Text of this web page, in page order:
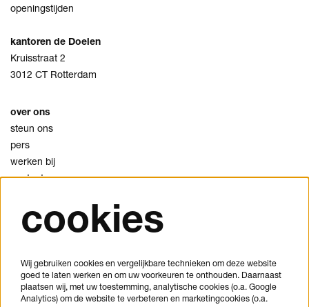
openingstijden
kantoren de Doelen
Kruisstraat 2
3012 CT Rotterdam
over ons
steun ons
pers
werken bij
contact
privacy
cookies
je bezoek plannen
veelgestelde vragen
cookies
Wij gebruiken cookies en vergelijkbare technieken om deze website
goed te laten werken en om uw voorkeuren te onthouden. Daarnaast
plaatsen wij, met uw toestemming, analytische cookies (o.a. Google
Analytics) om de website te verbeteren en marketingcookies (o.a.